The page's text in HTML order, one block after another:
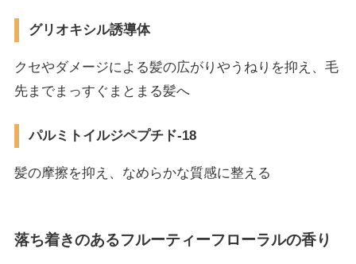
グリオキシル誘導体
クセやダメージによる髪の広がりやうねりを抑え、毛
先までまっすぐまとまる髪へ
パルミトイルジペプチド-18
髪の摩擦を抑え、なめらかな質感に整える
落ち着きのあるフルーティーフローラルの香り